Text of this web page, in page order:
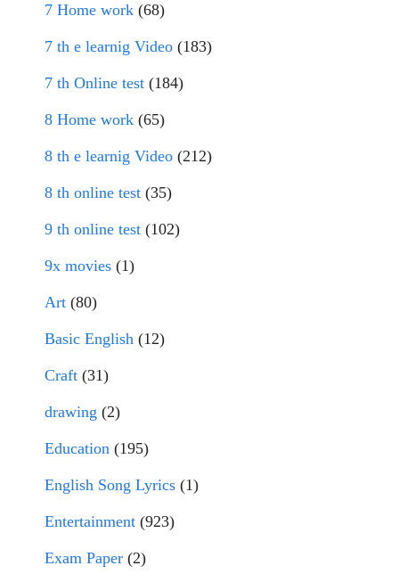
7 Home work (68)
7 th e learnig Video (183)
7 th Online test (184)
8 Home work (65)
8 th e learnig Video (212)
8 th online test (35)
9 th online test (102)
9x movies (1)
Art (80)
Basic English (12)
Craft (31)
drawing (2)
Education (195)
English Song Lyrics (1)
Entertainment (923)
Exam Paper (2)